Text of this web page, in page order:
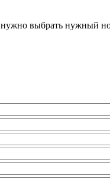
выбрать нужный